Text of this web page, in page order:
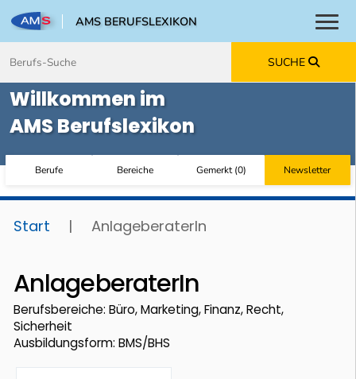
AMS BERUFSLEXIKON
SUCHE
Willkommen im
AMS Berufslexikon
Berufe Bereiche Gemerkt(0) Newsletter
Start | AnlageberaterIn
AnlageberaterIn
Berufsbereiche: Büro, Marketing, Finanz, Recht,
Sicherheit
Ausbildungsform: BMS/BHS